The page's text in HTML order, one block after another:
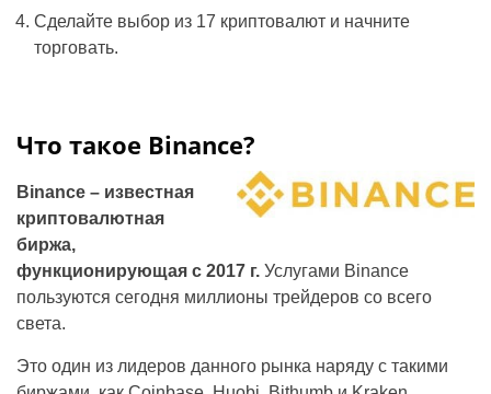
Сделайте выбор из 17 криптовалют и начните
торговать.
Что такое Binance?
Binance – известная
криптовалютная
биржа,
функционирующая с 2017 г. Услугами Binance
пользуются сегодня миллионы трейдеров со всего
света.
Это один из лидеров данного рынка наряду с такими